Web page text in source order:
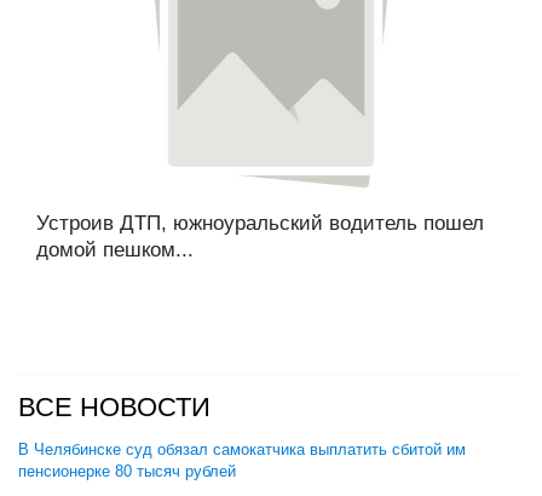
Устроив ДТП, южноуральский водитель пошел
домой пешком...
ВСЕ НОВОСТИ
В Челябинске суд обязал самокатчика выплатить сбитой им
пенсионерке 80 тысяч рублей